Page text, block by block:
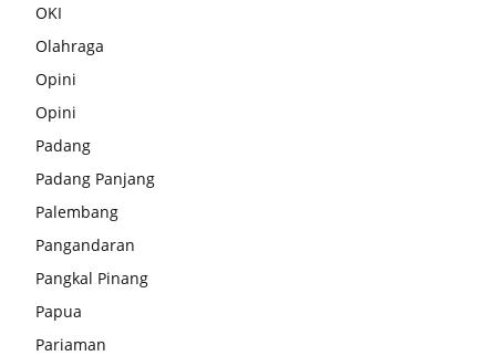
OKI
Olahraga
Opini
Opini
Padang
Padang Panjang
Palembang
Pangandaran
Pangkal Pinang
Papua
Pariaman